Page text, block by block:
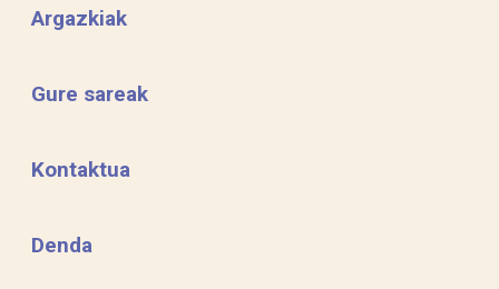
Argazkiak
Gure sareak
Kontaktua
Denda